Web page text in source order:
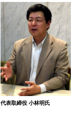
代表取締役 小林明氏